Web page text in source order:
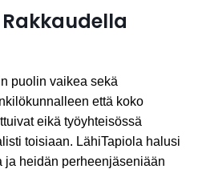
puolin vaikea sekä
että koko
eikä työyhteisössä
toisiaan. LähiTapiola halusi
ja heidän perheenjäseniään